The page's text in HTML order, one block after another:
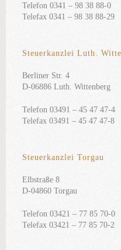
Telefon 0341 – 98 38 88-0
Telefax 0341 – 98 38 88-29
Steuerkanzlei Luth.
Berliner Str. 4
D-06886 Luth. Wittenberg
Telefon 03491 – 45 47 47-4
Telefax 03491 – 45 47 47-8
Steuerkanzlei Torgau
Elbstraße 8
D-04860 Torgau
Telefon 03421 – 77 85 70-0
Telefax 03421 – 77 85 70-2